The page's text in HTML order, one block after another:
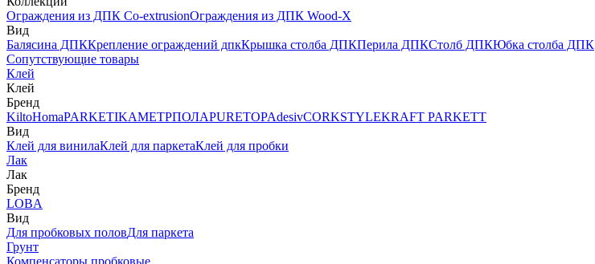
Ограждения из ДПК Co-extrusionОграждения из ДПК Wood-X
Вид
Балясина ДПККрепление ограждений дпкКрышка столба ДПКПерила ДПКСтолб ДПКЮбка столба ДПК
Сопутствующие товары
Клей
Клей
Бренд
KiltoHomaPARKETIKAМЕТРПОЛАPURETOPAdesivCORKSTYLEKRAFT PARKETT
Вид
Клей для винилаКлей для паркетаКлей для пробки
Лак
Лак
Бренд
LOBA
Вид
Для пробковых половДля паркета
Грунт
Компенсаторы пробковые